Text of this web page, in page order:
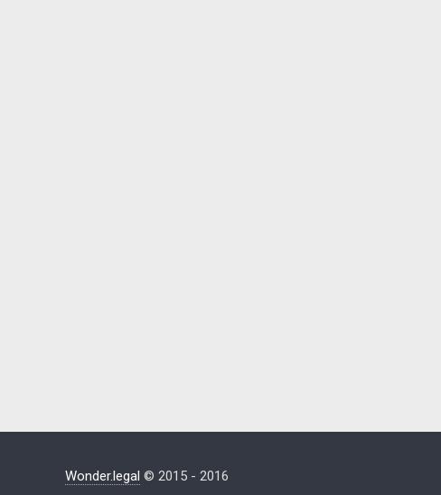
Wonder.legal © 2015 - 2016